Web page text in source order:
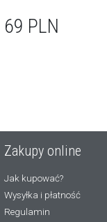
69 PLN
Zakupy online
Jak kupować?
Wysyłka i płatność
Regulamin